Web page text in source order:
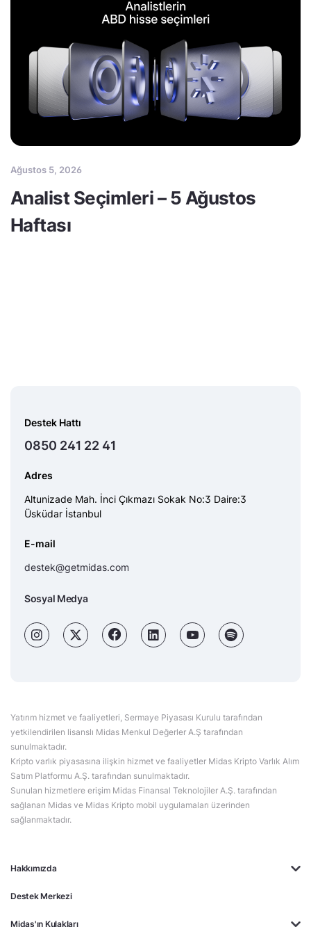
Ağustos 5, 2026
Analist Seçimleri – 5 Ağustos
Haftası
Hakkımızda
Destek Merkezi
Midas'ın Kulakları
Destek Hattı
0850 241 22 41
Adres
Altunizade Mah. İnci Çıkmazı Sokak No:3 Daire:3
Üsküdar İstanbul
E-mail
destek@getmidas.com
Sosyal Medya
Yatırım hizmet ve faaliyetleri, Sermaye Piyasası Kurulu tarafından
yetkilendirilen lisanslı Midas Menkul Değerler A.Ş tarafından
sunulmaktadır.
Kripto varlık piyasasına ilişkin hizmet ve faaliyetler Midas Kripto Varlık Alım
Satım Platformu A.Ş. tarafından sunulmaktadır.
Sunulan hizmetlere erişim Midas Finansal Teknolojiler A.Ş. tarafından
sağlanan Midas ve Midas Kripto mobil uygulamaları üzerinden
sağlanmaktadır.